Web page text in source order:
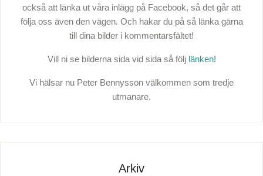
också att länka ut våra inlägg på Facebook, så det går att
följa oss även den vägen. Och hakar du på så länka gärna
till dina bilder i kommentarsfältet!
Vill ni se bilderna sida vid sida så följ länken!
Vi hälsar nu Peter Bennysson välkommen som tredje
utmanare.
Arkiv